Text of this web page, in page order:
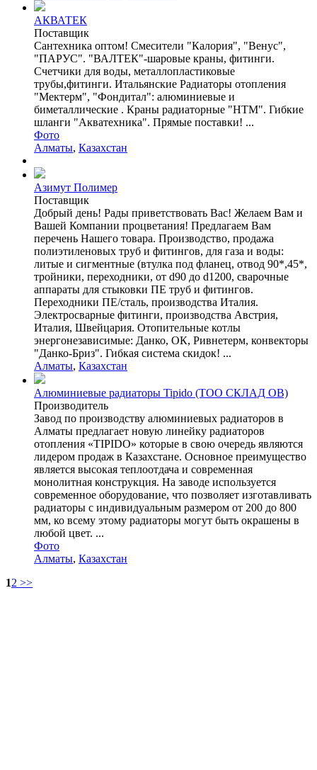
АКВАТЕК
Поставщик
Сантехника оптом! Смесители "Калория", "Венус",
"ПАРУС". "ВАЛТЕК"-шаровые краны, фитинги.
Счетчики для воды, металлопластиковые
трубы,фитинги. Итальянские Радиаторы отопления
"Мектерм", "Фондитал": алюминиевые и
биметаллические . Краны радиаторные "НТМ". Гибкие
шланги "Акватехника". Прямые поставки! ...
Фото
Алматы, Казахстан
Азимут Полимер
Поставщик
Добрый день! Рады приветствовать Вас! Желаем Вам и
Вашей Компании процветания! Предлагаем Вам
перечень Нашего товара. Производство, продажа
полиэтиленовых труб и фитингов, для газа и воды:
литые и сигментные (втулка под фланец, отвод 90*,45*,
тройники, переходники, от d90 до d1200, сварочные
аппараты для стыковки ПЕ труб и фитингов.
Переходники ПЕ/сталь, производства Италия.
Электросварные фитинги, производства Австрия,
Италия, Швейцария. Отопительные котлы
энергонезависимые: Данко, ОК, Ривнетерм, конвекторы
"Данко-Бриз". Гибкая система скидок! ...
Алматы, Казахстан
Алюминиевые радиаторы Tipido (ТОО СКЛАД ОВ)
Производитель
Завод по производству алюминиевых радиаторов в
Алматы предлагает новую линейку радиаторов
отопления «TIPIDO» которые в свою очередь являются
лидером продаж в Казахстане. Основное преимущество
является высокая теплоотдача и современная
монолитная конструкция. На заводе используется
современное оборудование, что позволяет изготавливать
радиаторы с индивидуальным размером от 200 до 800
мм, ко всему этому радиаторы могут быть окрашены в
любой цвет. ...
Фото
Алматы, Казахстан
12 >>